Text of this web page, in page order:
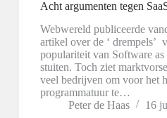
Acht argumenten tegen
Webwereld publiceerde
artikel over de ‘ drempels’
populariteit van Software as
stuiten. Toch ziet
veel bedrijven om voor het
programmatuur te…
Peter de Haas
16